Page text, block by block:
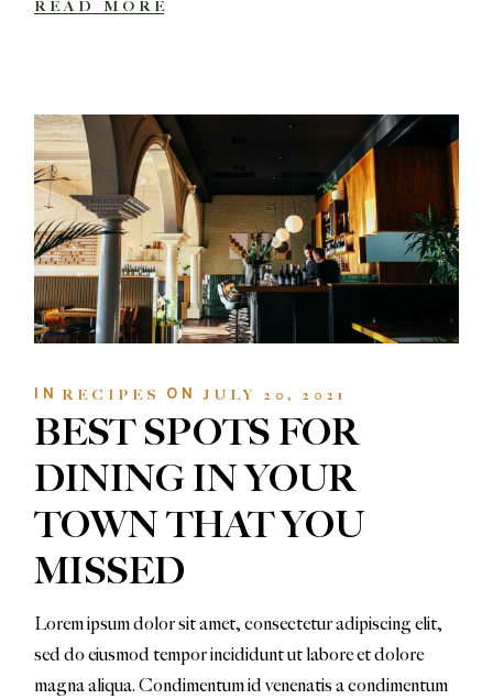
READ MORE
IN RECIPES ON JULY 20, 2021
BEST SPOTS FOR
DINING IN YOUR
TOWN THAT YOU
MISSED
Lorem ipsum dolor sit amet, consectetur adipiscing elit,
sed do eiusmod tempor incididunt ut labore et dolore
magna aliqua. Condimentum id venenatis a condimentum